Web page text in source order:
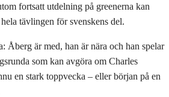
fortsatt utdelning på greenerna kan
tävlingen för svenskens del.
Åberg är med, han är nära och han spelar
som kan avgöra om Charles
en stark toppvecka – eller början på en